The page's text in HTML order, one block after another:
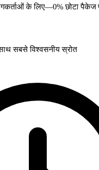
के लिए—0% छोटा पैकेज
सबसे विश्वसनीय स्रोत